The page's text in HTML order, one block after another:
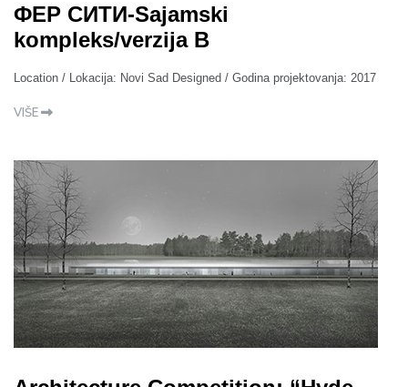
ФЕР СИТИ-Sajamski
kompleks/verzija B
Location / Lokacija: Novi Sad Designed / Godina projektovanja: 2017
VIŠE